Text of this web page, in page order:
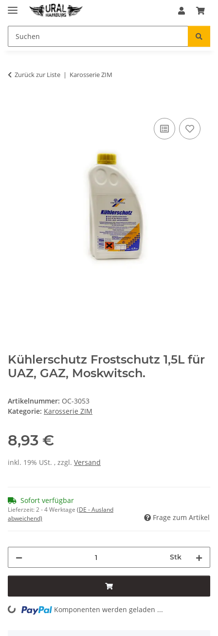
Zurück zur Liste Karosserie ZIM
Kühlerschutz Frostschutz 1,5L für
UAZ, GAZ, Moskwitsch.
Artikelnummer: OC-3053
Kategorie: Karosserie ZIM
8,93 €
inkl. 19% USt. , zzgl. Versand
Sofort verfügbar
Lieferzeit:2 - 4 Werktage (DE - Ausland
abweichend)
Frage zum Artikel
Stk
Loading... Komponenten werden geladen ...